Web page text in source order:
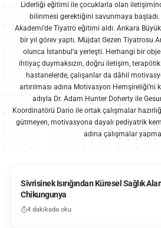
Liderliği eğitimi ile çocuklarla olan
bilinmesi gerektiğini savunmaya başladı.
Akademi’de Tiyatro eğitimi aldı. Ankara
bir yıl görev yaptı. Müjdat Gezen Tiyatrosu
olunca İstanbul’a yerleşti. Herhangi bir
ihtiyaç duymaksızın, doğru iletişim,
hastanelerde, çalışanlar da dâhil
artırılması adına Motivasyon
adıyla Dr. Adam Hunter Doherty ile
Koordinatörü Dario ile ortak çalışmalar
gütmeyen, motivasyona dayalı pediyatrik
adına çalışmalar
Sivrisinek Isırığından Küresel Sağlık
Chikungunya
4 dakikada oku